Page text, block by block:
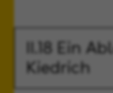
II.18 Ein
Kiedrich